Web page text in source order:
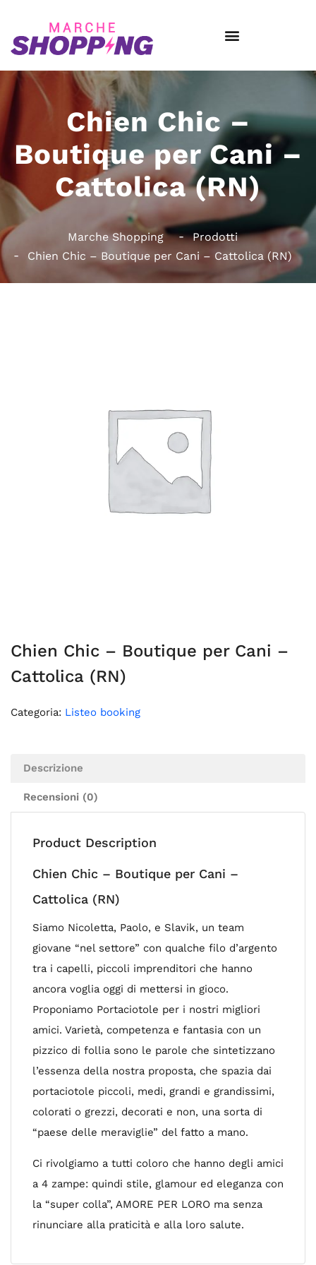
Chien Chic –
Boutique per Cani –
Cattolica (RN)
Marche Shopping
Prodotti
Chien Chic – Boutique per Cani – Cattolica (RN)
Chien Chic – Boutique per Cani –
Cattolica (RN)
Categoria: Listeo booking
Descrizione
Recensioni (0)
Product Description
Chien Chic – Boutique per Cani –
Cattolica (RN)
Siamo Nicoletta, Paolo, e Slavik, un team
giovane “nel settore” con qualche filo d’argento
tra i capelli, piccoli imprenditori che hanno
ancora voglia oggi di mettersi in gioco.
Proponiamo Portaciotole per i nostri migliori
amici. Varietà, competenza e fantasia con un
pizzico di follia sono le parole che sintetizzano
l’essenza della nostra proposta, che spazia dai
portaciotole piccoli, medi, grandi e grandissimi,
colorati o grezzi, decorati e non, una sorta di
“paese delle meraviglie” del fatto a mano.
Ci rivolgiamo a tutti coloro che hanno degli amici
a 4 zampe: quindi stile, glamour ed eleganza con
la “super colla”, AMORE PER LORO ma senza
rinunciare alla praticità e alla loro salute.